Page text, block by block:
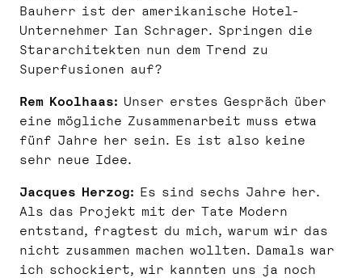
Bauherr ist der amerikanische Hotel-
Unternehmer Ian Schrager. Springen die
Stararchitekten nun dem Trend zu
Superfusionen auf?
Rem Koolhaas: Unser erstes Gespräch über
eine mögliche Zusammenarbeit muss etwa
fünf Jahre her sein. Es ist also keine
sehr neue Idee.
Jacques Herzog: Es sind sechs Jahre her.
Als das Projekt mit der Tate Modern
entstand, fragtest du mich, warum wir das
nicht zusammen machen wollten. Damals war
ich schockiert, wir kannten uns ja noch